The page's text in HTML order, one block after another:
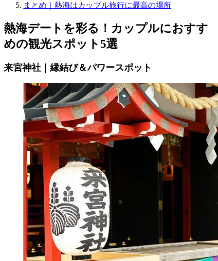
まとめ｜熱海はカップル旅行に最高の場所
熱海デートを彩る！カップルにおすす
めの観光スポット5選
来宮神社｜縁結び＆パワースポット